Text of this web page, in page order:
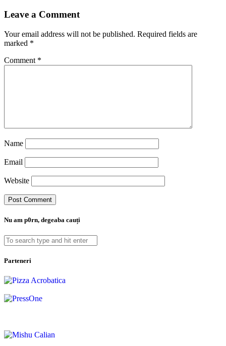
Leave a Comment
Your email address will not be published. Required fields are
marked *
Comment *
Name
Email
Website
Nu am p0rn, degeaba cauți
Parteneri